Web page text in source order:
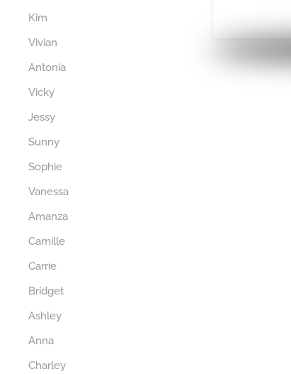
Kim
Vivian
Antonia
Vicky
Jessy
Sunny
Sophie
Vanessa
Amanza
Camille
Carrie
Bridget
Ashley
Anna
Charley